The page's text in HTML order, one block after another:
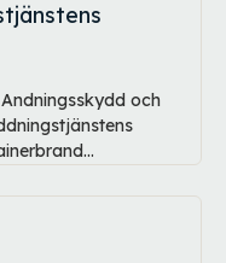
och